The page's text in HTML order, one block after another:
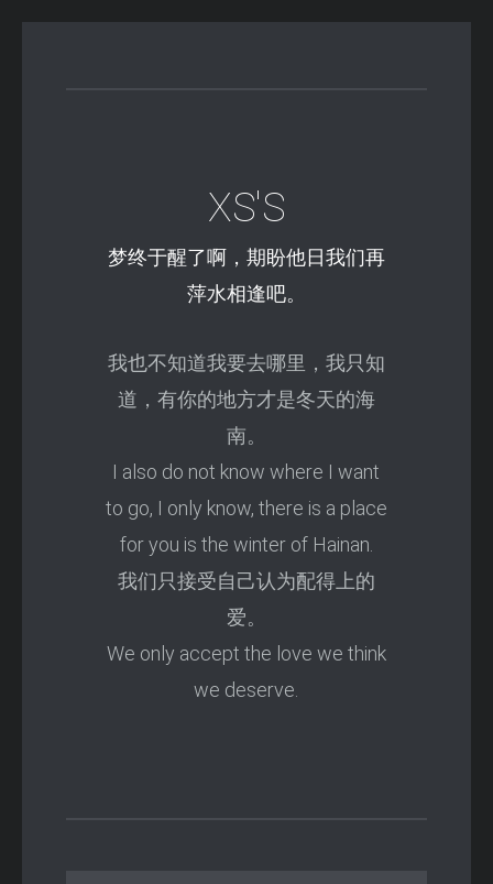
XS'S
梦终于醒了啊，期盼他日我们再
萍水相逢吧。
我也不知道我要去哪里，我只知
道，有你的地方才是冬天的海
南。
I also do not know where I want
to go, I only know, there is a place
for you is the winter of Hainan.
我们只接受自己认为配得上的
爱。
We only accept the love we think
we deserve.